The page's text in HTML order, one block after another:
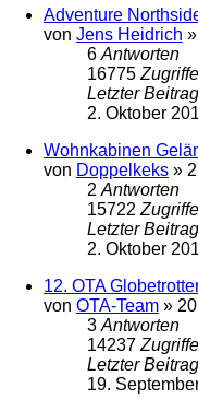
Adventure
von Jens Heidrich »
6 Antworten
16775 Zugriffe
Letzter Beitrag
2. Oktober
Wohnkabinen
von Doppelkeks »
2 Antworten
15722 Zugriffe
Letzter Beitrag
2. Oktober
12. OTA
von OTA-Team »
3 Antworten
14237 Zugriffe
Letzter Beitrag
19.